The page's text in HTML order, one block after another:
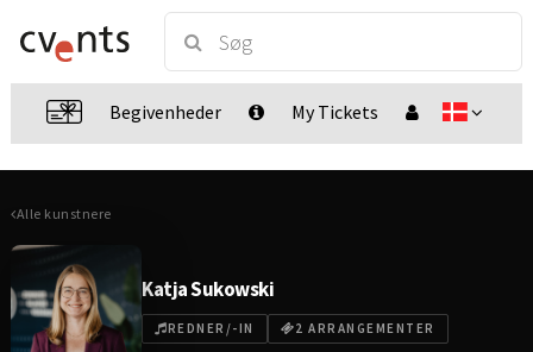
Begivenheder My Tickets
Alle kunstnere
Katja Sukowski
REDNER/-IN 2 ARRANGEMENTER